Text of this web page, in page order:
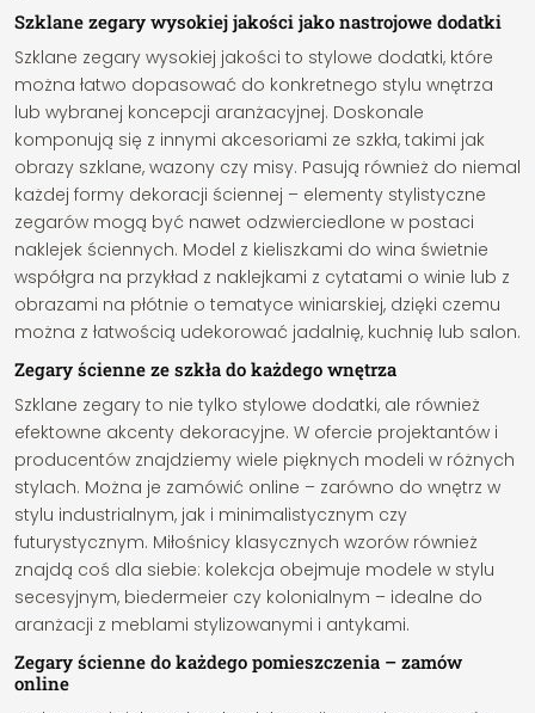
Szklane zegary wysokiej jakości jako nastrojowe dodatki
Szklane zegary wysokiej jakości to stylowe dodatki, które
można łatwo dopasować do konkretnego stylu wnętrza
lub wybranej koncepcji aranżacyjnej. Doskonale
komponują się z innymi akcesoriami ze szkła, takimi jak
obrazy szklane, wazony czy misy. Pasują również do niemal
każdej formy dekoracji ściennej – elementy stylistyczne
zegarów mogą być nawet odzwierciedlone w postaci
naklejek ściennych. Model z kieliszkami do wina świetnie
współgra na przykład z naklejkami z cytatami o winie lub z
obrazami na płótnie o tematyce winiarskiej, dzięki czemu
można z łatwością udekorować jadalnię, kuchnię lub salon.
Zegary ścienne ze szkła do każdego wnętrza
Szklane zegary to nie tylko stylowe dodatki, ale również
efektowne akcenty dekoracyjne. W ofercie projektantów i
producentów znajdziemy wiele pięknych modeli w różnych
stylach. Można je zamówić online – zarówno do wnętrz w
stylu industrialnym, jak i minimalistycznym czy
futurystycznym. Miłośnicy klasycznych wzorów również
znajdą coś dla siebie: kolekcja obejmuje modele w stylu
secesyjnym, biedermeier czy kolonialnym – idealne do
aranżacji z meblami stylizowanymi i antykami.
Zegary ścienne do każdego pomieszczenia – zamów
online